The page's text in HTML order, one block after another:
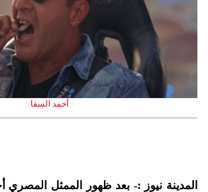
أحمد السقا
المدينة نيوز :- بعد ظهور الممثل المصري